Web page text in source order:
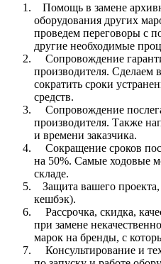
Помощь в замене
оборудования других
проведем переговоры с
другие необходимые
Сопровождение
производителя. Сделаем
сократить сроки
средств.
Сопровождение
производителя. Также
и времени заказчика.
Сокращение сроков
на 50%. Самые ходовые
складе.
Защита вашего
кешбэк).
Рассрочка, скидка,
при замене
марок на бренды, с
Консультирование и